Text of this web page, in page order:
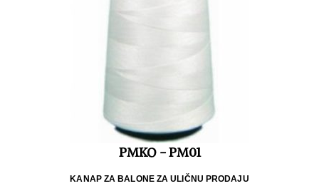
PMKO - PM01
KANAP ZA BALONE ZA ULIČNU PRODAJU